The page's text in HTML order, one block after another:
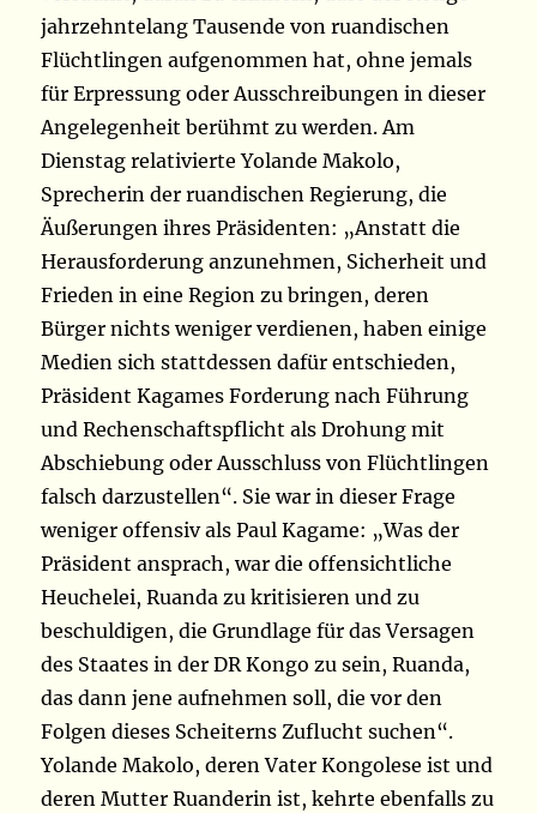
jahrzehntelang Tausende von ruandischen
Flüchtlingen aufgenommen hat, ohne jemals
für Erpressung oder Ausschreibungen in dieser
Angelegenheit berühmt zu werden. Am
Dienstag relativierte Yolande Makolo,
Sprecherin der ruandischen Regierung, die
Äußerungen ihres Präsidenten: „Anstatt die
Herausforderung anzunehmen, Sicherheit und
Frieden in eine Region zu bringen, deren
Bürger nichts weniger verdienen, haben einige
Medien sich stattdessen dafür entschieden,
Präsident Kagames Forderung nach Führung
und Rechenschaftspflicht als Drohung mit
Abschiebung oder Ausschluss von Flüchtlingen
falsch darzustellen“. Sie war in dieser Frage
weniger offensiv als Paul Kagame: „Was der
Präsident ansprach, war die offensichtliche
Heuchelei, Ruanda zu kritisieren und zu
beschuldigen, die Grundlage für das Versagen
des Staates in der DR Kongo zu sein, Ruanda,
das dann jene aufnehmen soll, die vor den
Folgen dieses Scheiterns Zuflucht suchen“.
Yolande Makolo, deren Vater Kongolese ist und
deren Mutter Ruanderin ist, kehrte ebenfalls zu